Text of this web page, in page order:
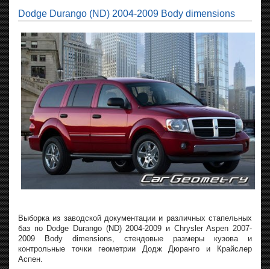
Dodge Durango (ND) 2004-2009 Body dimensions
Выборка из заводской документации и различных стапельных
баз по Dodge Durango (ND) 2004-2009 и Chrysler Aspen 2007-
2009 Body dimensions, стендовые размеры кузова и
контрольные точки геометрии Додж Дюранго и Крайслер
Аспен.